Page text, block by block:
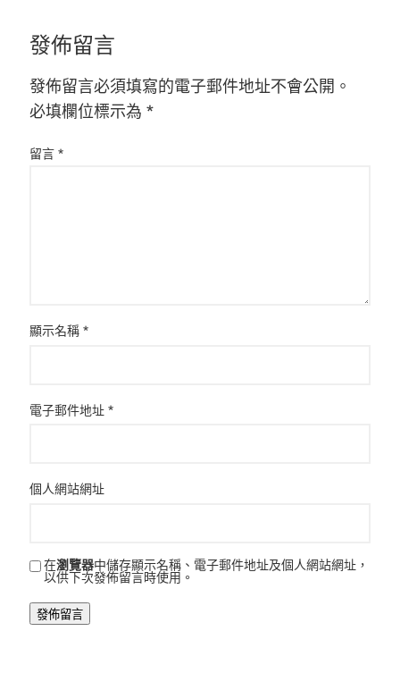
發佈留言
發佈留言必須填寫的電子郵件地址不會公開。
必填欄位標示為 *
留言 *
顯示名稱 *
電子郵件地址 *
個人網站網址
在瀏覽器中儲存顯示名稱、電子郵件地址及個人網站網址，
以供下次發佈留言時使用。